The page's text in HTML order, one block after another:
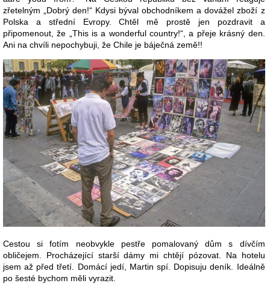
zřetelným „Dobrý den!“ Kdysi býval obchodníkem a dovážel zboží z
Polska a střední Evropy. Chtěl mě prostě jen pozdravit a
připomenout, že „This is a wonderful country!“, a přeje krásný den.
Ani na chvíli nepochybuji, že Chile je báječná země!!
Cestou si fotím neobvykle pestře pomalovaný dům s dívčím
obličejem. Procházející starší dámy mi chtějí pózovat. Na hotelu
jsem až před třetí. Domácí jedí, Martin spí. Dopisuju deník. Ideálně
po šesté bychom měli vyrazit.